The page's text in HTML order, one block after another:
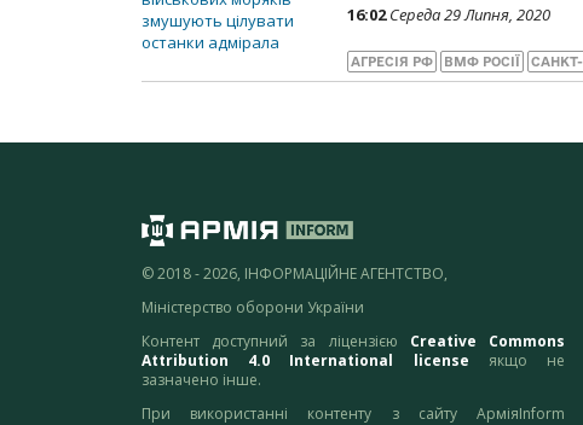
16:02 Середа 29 Липня, 2020
АГРЕСІЯ РФ ВМФ РОСІЇ
© 2018 - 2026, ІНФОРМАЦІЙНЕ АГЕНТСТВО,
Міністерство оборони України
Контент доступний за ліцензією Creative Commons
Attribution 4.0 International license якщо не
зазначено інше.
При використанні контенту з сайту АрміяInform